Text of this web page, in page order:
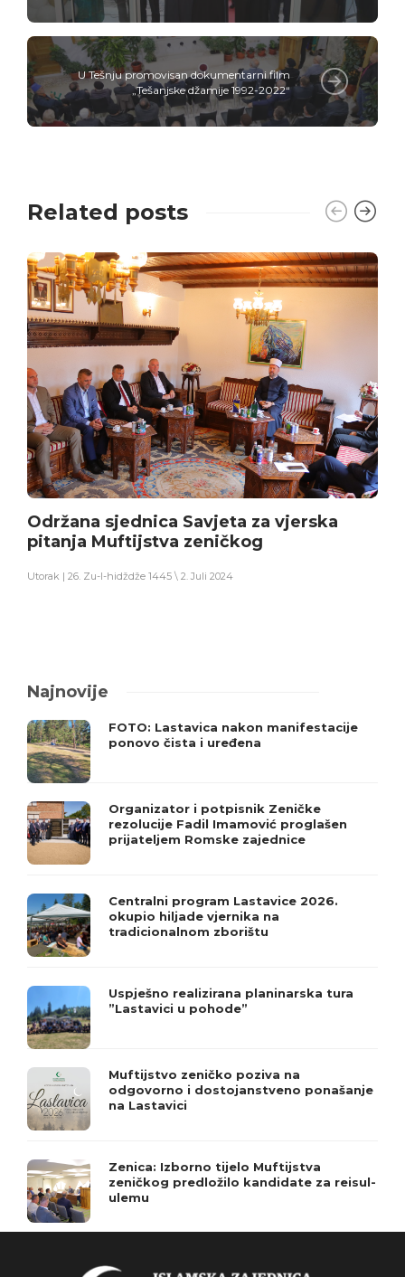
U Tešnju promovisan dokumentarni film
„Tešanjske džamije 1992-2022“
Related posts
Održana sjednica Savjeta za vjerska
pitanja Muftijstva zeničkog
Utorak | 26. Zu-l-hidždže 1445 \ 2. Juli 2024
Najnovije
FOTO: Lastavica nakon manifestacije
ponovo čista i uređena
Organizator i potpisnik Zeničke
rezolucije Fadil Imamović proglašen
prijateljem Romske zajednice
Centralni program Lastavice 2026.
okupio hiljade vjernika na
tradicionalnom zborištu
Uspješno realizirana planinarska tura
”Lastavici u pohode”
Muftijstvo zeničko poziva na
odgovorno i dostojanstveno ponašanje
na Lastavici
Zenica: Izborno tijelo Muftijstva
zeničkog predložilo kandidate za reisul-
ulemu